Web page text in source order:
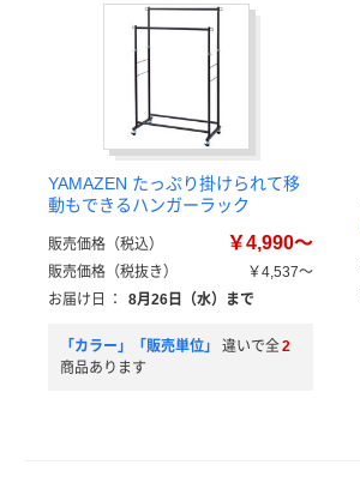
YAMAZEN たっぷり掛けられて移
動もできるハンガーラック
販売価格（税込） ￥4,990～
販売価格（税抜き）
￥4,537～
お届け日
： 8月26日（水）まで
「カラー」「販売単位」 違いで全2
商品あります